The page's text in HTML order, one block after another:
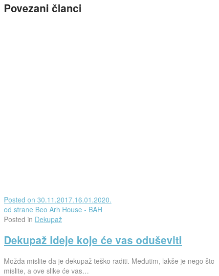
Povezani članci
Posted on 30.11.2017.16.01.2020.
od strane Beo Arh House - BAH
Posted in Dekupaž
Dekupaž ideje koje će vas oduševiti
Možda mislite da je dekupaž teško raditi. Međutim, lakše je nego što
mislite, a ove slike će vas…